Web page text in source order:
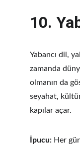
10.
Yabancı dil,
zamanda
olmanın da
seyahat,
kapılar açar.
İpucu: Her